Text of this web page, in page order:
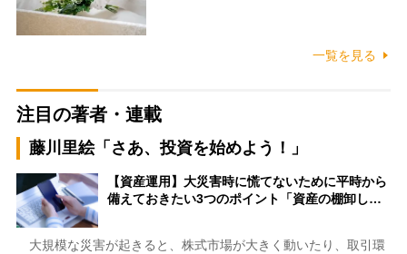
一覧を見る
注目の著者・連載
藤川里絵「さあ、投資を始めよう！」
【資産運用】大災害時に慌てないために平時から
備えておきたい3つのポイント「資産の棚卸し…
大規模な災害が起きると、株式市場が大きく動いたり、取引環